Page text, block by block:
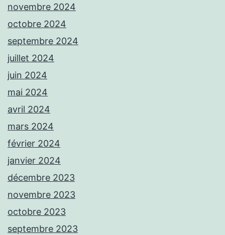
novembre 2024
octobre 2024
septembre 2024
juillet 2024
juin 2024
mai 2024
avril 2024
mars 2024
février 2024
janvier 2024
décembre 2023
novembre 2023
octobre 2023
septembre 2023